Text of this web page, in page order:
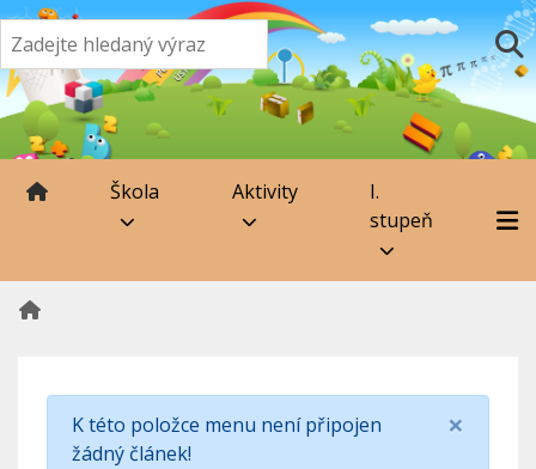
Škola Aktivity
I.
stupeň
×
K této položce menu není připojen
žádný článek!